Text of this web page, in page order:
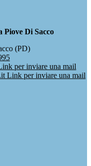
Piove Di Sacco
(PD)
per inviare una mail
Link per inviare una mail